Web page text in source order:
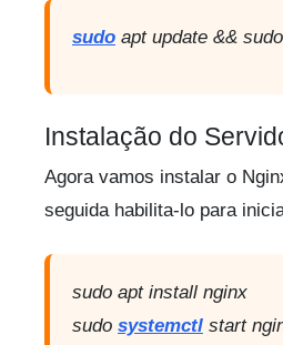
sudo apt update &&
Instalação do
Agora vamos instalar o
seguida habilita-lo para
sudo apt install nginx
sudo systemctl start